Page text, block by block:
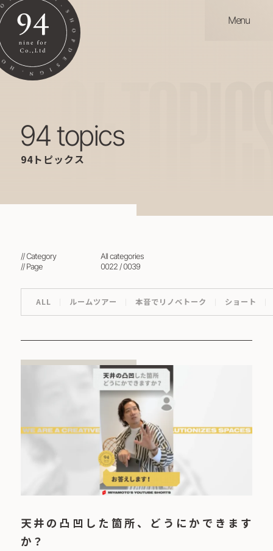
Menu
94
94 topics
94トピックス
// Category
all categories
// Page
0022 / 0039
ALL ルームツアー 本音でリノベトーク ショート
天井の凸凹した箇所、どうにかできます
か？